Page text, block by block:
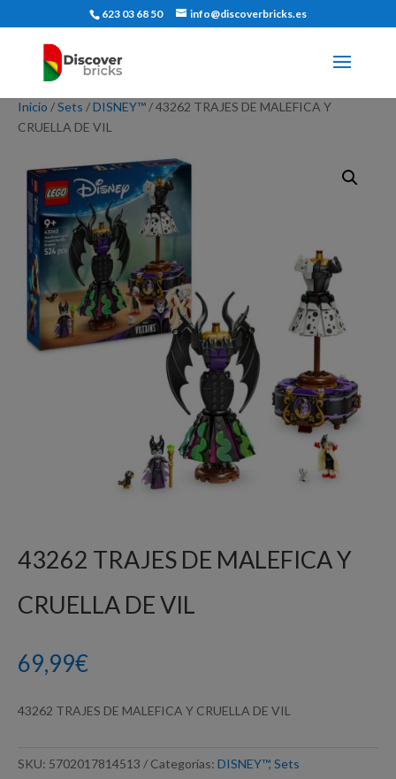
623 03 68 50 info@discoverbricks.es
Inicio /Sets /DISNEY™ / 43262 TRAJES DE MALEFICA Y
CRUELLA DE VIL
43262 TRAJES DE MALEFICA Y
CRUELLA DE VIL
69,99€
43262 TRAJES DE MALEFICA Y CRUELLA DE VIL
SKU: 5702017814513 Categorías: DISNEY™, Sets